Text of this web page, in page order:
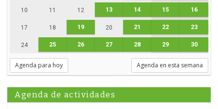
10 11 12 13 14 15 16
17 18 19 20 21 22 23
24 25 26 27 28 29 30
Agenda para hoy Agenda en esta semana
Agenda de actividades